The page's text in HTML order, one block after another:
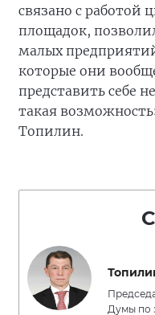
связано с работой
площадок,
малых
которые они
представить себе
такая
Топилин.
Думы по